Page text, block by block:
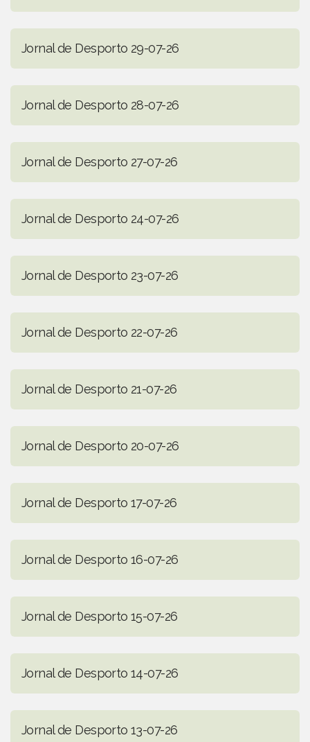
Jornal de Desporto 29-07-26
Jornal de Desporto 28-07-26
Jornal de Desporto 27-07-26
Jornal de Desporto 24-07-26
Jornal de Desporto 23-07-26
Jornal de Desporto 22-07-26
Jornal de Desporto 21-07-26
Jornal de Desporto 20-07-26
Jornal de Desporto 17-07-26
Jornal de Desporto 16-07-26
Jornal de Desporto 15-07-26
Jornal de Desporto 14-07-26
Jornal de Desporto 13-07-26